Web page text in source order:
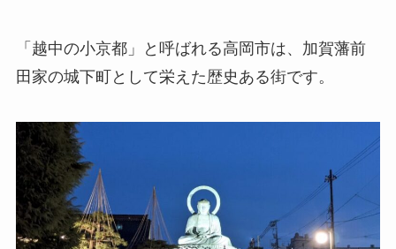
「越中の小京都」と呼ばれる高岡市は、加賀藩前
田家の城下町として栄えた歴史ある街です。